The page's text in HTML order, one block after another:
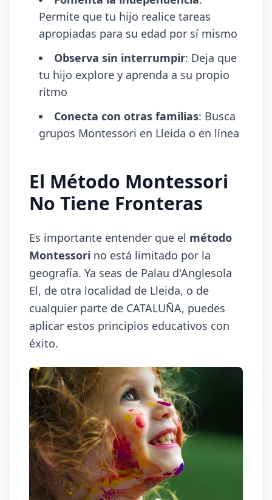
Permite que tu hijo realice tareas
apropiadas para su edad por sí mismo
Observa sin interrumpir: Deja que
tu hijo explore y aprenda a su propio
ritmo
Conecta con otras familias: Busca
grupos Montessori en Lleida o en línea
El Método Montessori
No Tiene Fronteras
Es importante entender que el método
Montessori no está limitado por la
geografía. Ya seas de Palau d'Anglesola
El, de otra localidad de Lleida, o de
cualquier parte de CATALUÑA, puedes
aplicar estos principios educativos con
éxito.